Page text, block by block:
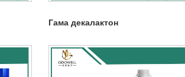
Гама декалактон